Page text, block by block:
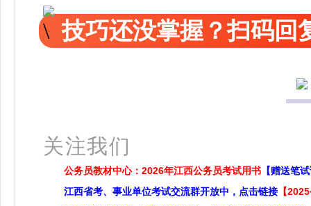
技巧还没掌握？扫码回
关注我们
公务员教材中心：2026年江西公务员考试用书 【赠送笔
江西省考、事业单位考试交流群开放中，点击链接 【